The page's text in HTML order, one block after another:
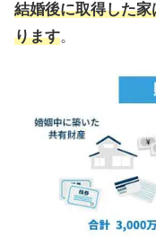
結婚後に取得した
ります。